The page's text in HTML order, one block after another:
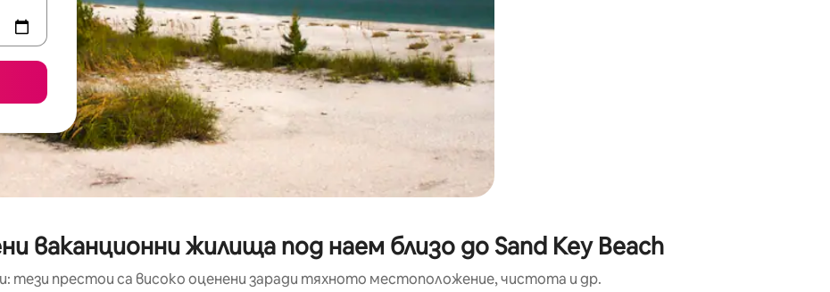
ваканционни жилища под наем близо до Sand Key Beach
тези престои са високо оценени заради тяхното местоположение, чистота и др.